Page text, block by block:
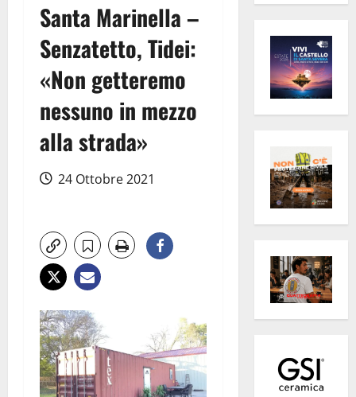
Santa Marinella –
Senzatetto, Tidei:
«Non getteremo
nessuno in mezzo
alla strada»
24 Ottobre 2021